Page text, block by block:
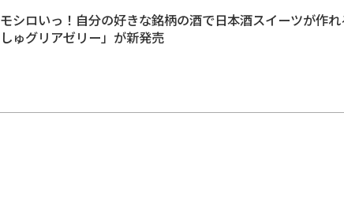
シロいっ！自分の好きな銘柄の酒で日本酒スイーツが作れ
しゅグリアゼリー」が新発売